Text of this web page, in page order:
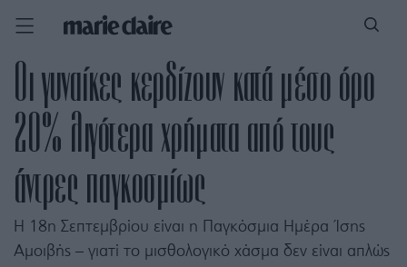
​Οι γυναίκες κερδίζουν κατά μέσο όρο
20% λιγότερα χρήματα από τους
άντρες παγκοσμίως
Η 18η Σεπτεμβρίου είναι η Παγκόσμια Ημέρα Ίσης
Αμοιβής – γιατί το μισθολογικό χάσμα δεν είναι απλώς